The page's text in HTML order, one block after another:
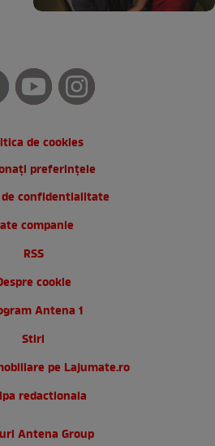
de cookies
preferințele
confidentialitate
companie
RSS
cookie
Antena 1
Stiri
pe Lajumate.ro
redactionala
Antena Group